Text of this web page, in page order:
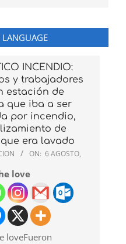
INCENDIO:
y trabajadores
estación de
que iba a ser
por incendio,
de
era lavado
ON: 6 AGOSTO,
love
loveFueron